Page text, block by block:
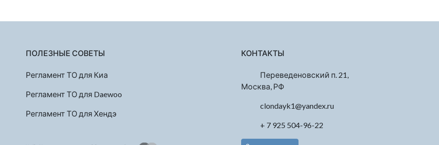
ПОЛЕЗНЫЕ СОВЕТЫ
Регламент ТО для Киа
Регламент ТО для Daewoo
Регламент ТО для Хендэ
КОНТАКТЫ
Переведеновский п. 21,
Москва, РФ
clondayk1@yandex.ru
+ 7 925 504-96-22